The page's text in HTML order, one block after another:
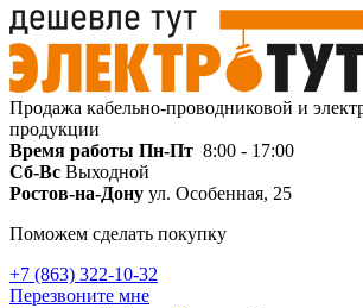
Продажа кабельно-проводниковой и
продукции
Время работы Пн-Пт 8:00 - 17:00
Сб-Вс Выходной
Ростов-на-Дону ул. Особенная, 25
Поможем сделать покупку
+7 (863) 322-10-32
Перезвоните мне